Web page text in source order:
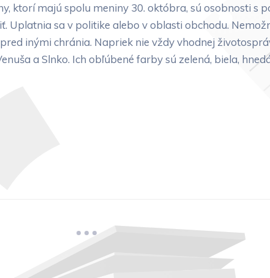
ktorí majú spolu meniny 30. októbra, sú osobnosti s
sa v politike alebo v oblasti obchodu.
inými chránia. Napriek nie vždy vhodnej
a Slnko. Ich obľúbené farby sú zelená, biela,